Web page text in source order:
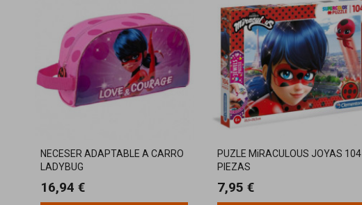
NECESER ADAPTABLE A CARRO
LADYBUG
16,94 €
PUZLE MiRACULOUS JOYAS 104
PIEZAS
7,95 €